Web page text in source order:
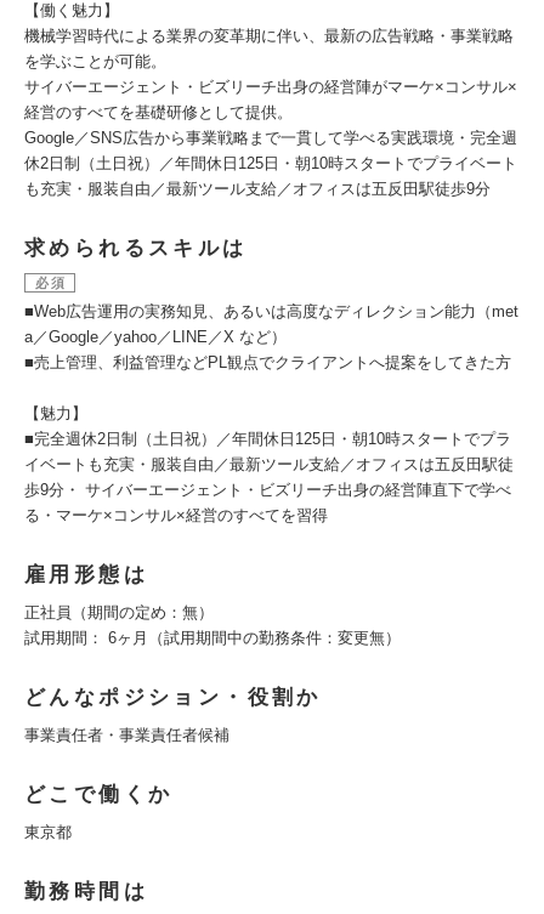
【働く魅力】
機械学習時代による業界の変革期に伴い、最新の広告戦略・事業戦略
を学ぶことが可能。
サイバーエージェント・ビズリーチ出身の経営陣がマーケ×コンサル×
経営のすべてを基礎研修として提供。
Google／SNS広告から事業戦略まで一貫して学べる実践環境・完全週
休2日制（土日祝）／年間休日125日・朝10時スタートでプライベート
も充実・服装自由／最新ツール支給／オフィスは五反田駅徒歩9分
求められるスキルは
必須
■Web広告運用の実務知見、あるいは高度なディレクション能力（met
a／Google／yahoo／LINE／X など）
■売上管理、利益管理などPL観点でクライアントへ提案をしてきた方
【魅力】
■完全週休2日制（土日祝）／年間休日125日・朝10時スタートでプラ
イベートも充実・服装自由／最新ツール支給／オフィスは五反田駅徒
歩9分・ サイバーエージェント・ビズリーチ出身の経営陣直下で学べ
る・マーケ×コンサル×経営のすべてを習得
雇用形態は
正社員（期間の定め：無）
試用期間： 6ヶ月（試用期間中の勤務条件：変更無）
どんなポジション・役割か
事業責任者・事業責任者候補
どこで働くか
東京都
勤務時間は